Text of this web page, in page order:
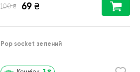
100 ₴ 69 ₴
Pop socket зелений